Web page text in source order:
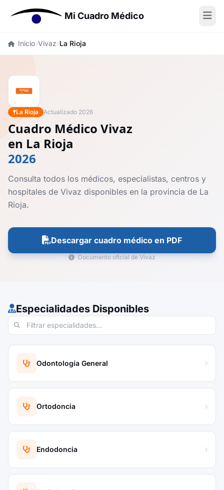
Mi Cuadro Médico
Inicio Vivaz La Rioja
La Rioja Actualizado 2026
Cuadro Médico Vivaz
en La Rioja
2026
Consulta todos los médicos, especialistas, centros y
hospitales de Vivaz disponibles en la provincia de La
Rioja.
Descargar cuadro médico en PDF
Documento oficial de Vivaz
Especialidades Disponibles
Odontología General
Ortodoncia
Endodoncia